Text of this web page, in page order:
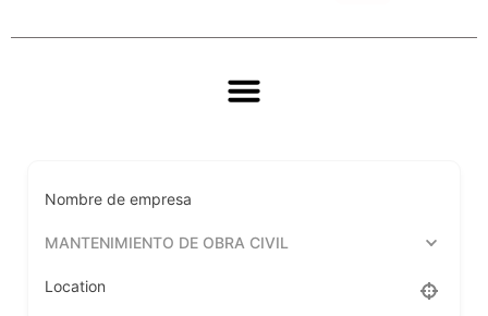
Nombre de empresa
MANTENIMIENTO DE OBRA CIVIL
Location